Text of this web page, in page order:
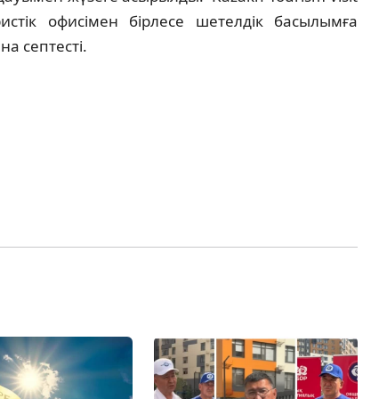
офисімен бірлесе шетелдік басылымға
септесті.